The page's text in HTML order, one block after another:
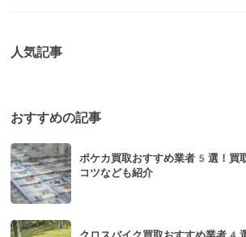
人気記事
おすすめの記事
ポケカ買取おすすめ業者5選！買
コツなども紹介